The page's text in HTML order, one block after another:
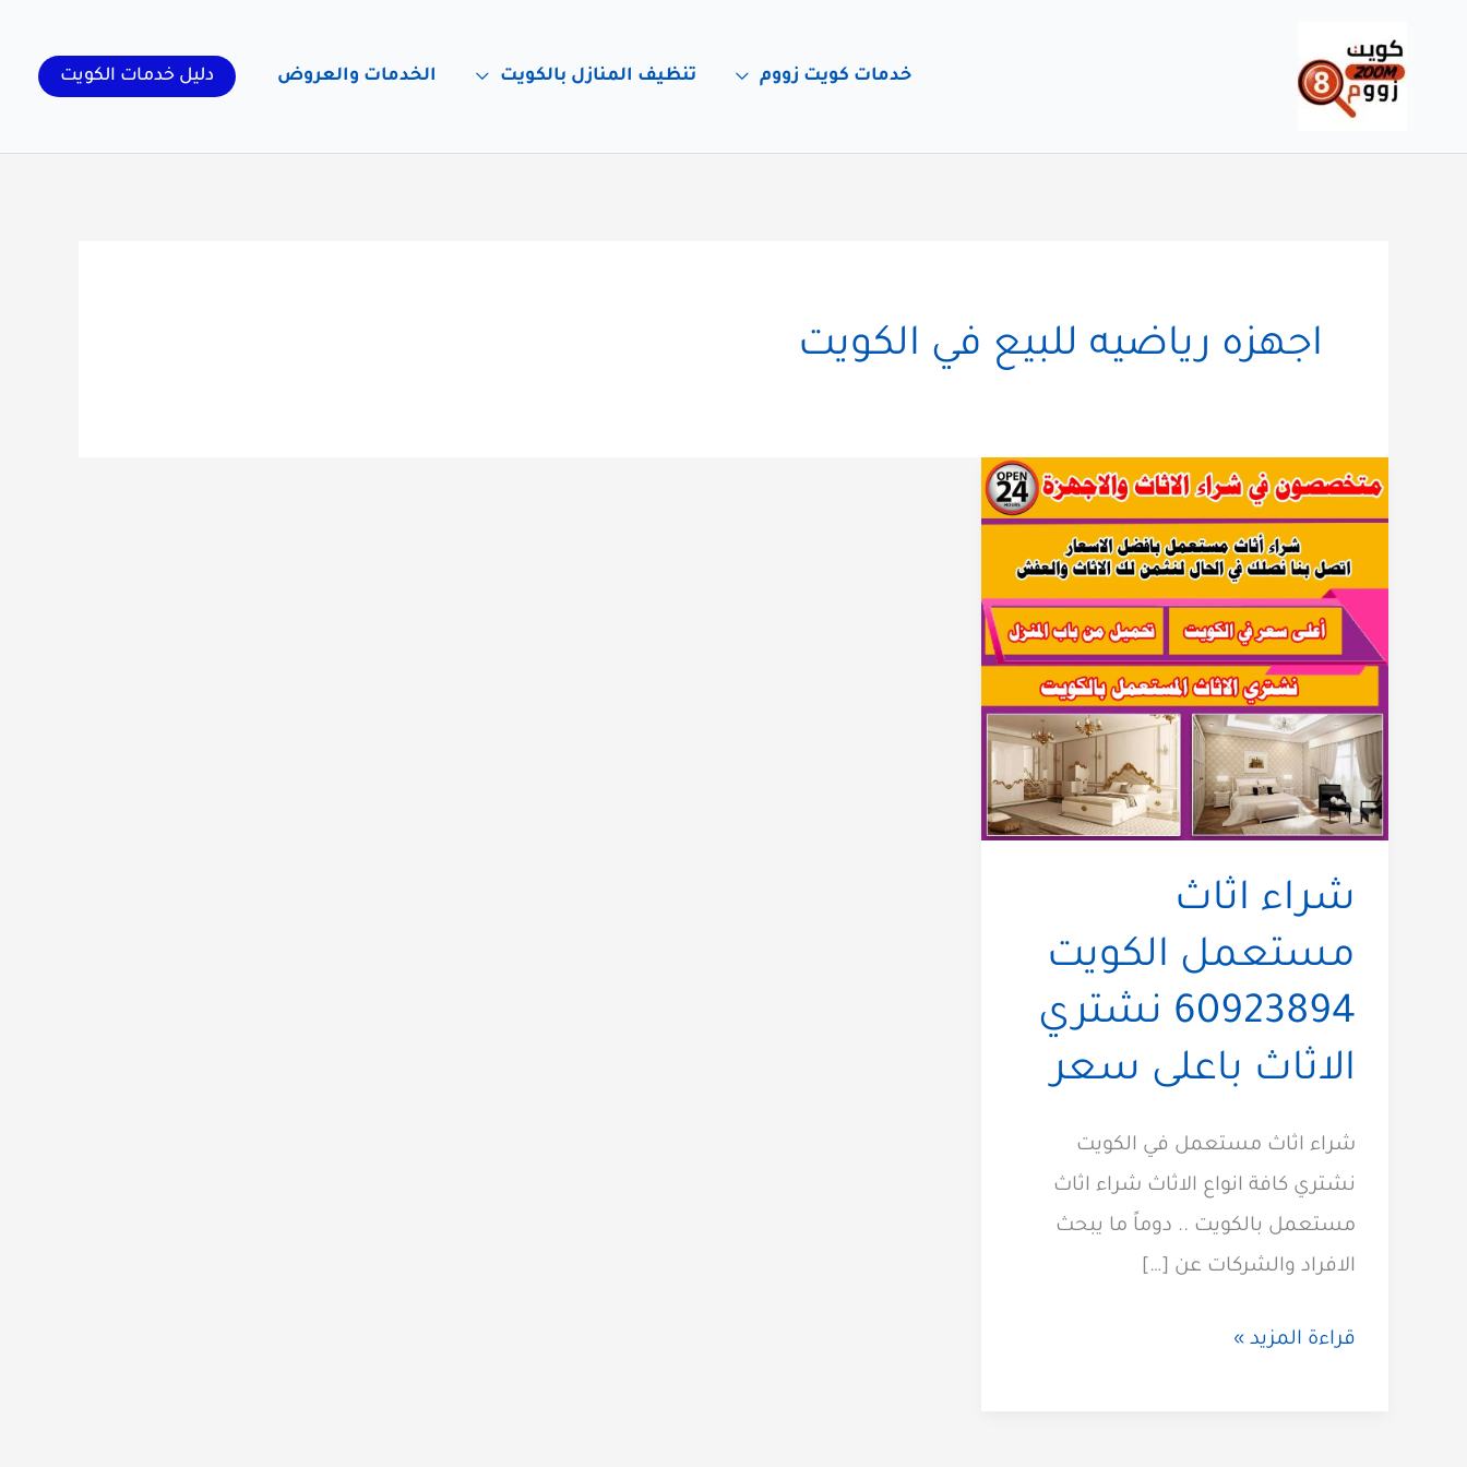
المحتوى
خدمات كويت زووم تنظيف المنازل بالكويت الخدمات والعروض دليل خدمات الكويت
اجهزه رياضيه للبيع في الكويت
شراء اثاث
مستعمل الكويت
60923894 نشتري
الاثاث باعلى سعر
شراء اثاث مستعمل في الكويت
نشتري كافة انواع الاثاث شراء اثاث
مستعمل بالكويت .. دوماً ما يبحث
الافراد والشركات عن […]
شراء
قراءة المزيد »